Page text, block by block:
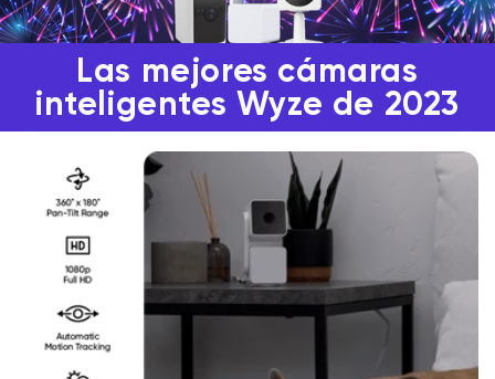
Las mejores cámaras
inteligentes Wyze de 2023